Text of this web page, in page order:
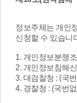
정보주체는 개인
신청할 수 있습니
1. 개인정보분쟁
2. 개인정보침해
3. 대검찰청 : (국
4. 경찰청 : (국번